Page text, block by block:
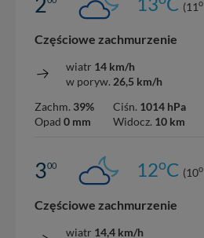
(11o
Częściowe zachmurzenie
wiatr 14 km/h
w poryw. 26,5 km/h
Zachm. 39%
Opad 0 mm
Ciśn. 1014 hPa
Widocz. 10 km
300 12oC (10o
Częściowe zachmurzenie
wiatr 14,4 km/h